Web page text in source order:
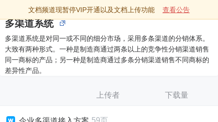
文档频道现暂停VIP开通以及文档上传功能 查看公告
多渠道系统
多渠道系统是对同一或不同的细分市场，采用多条渠道的分销体系。
大致有两种形式。一种是制造商通过两条以上的竞争性分销渠道销售
同一商标的产品；另一种是制造商通过多条分销渠道销售不同商标的
差异性产品。
上传者 下载量
59页